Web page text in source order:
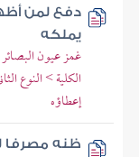
دفع لمن
يملكه
غمز عيون
الكلية > النوع
إعطاؤه
ظنه مصرفا